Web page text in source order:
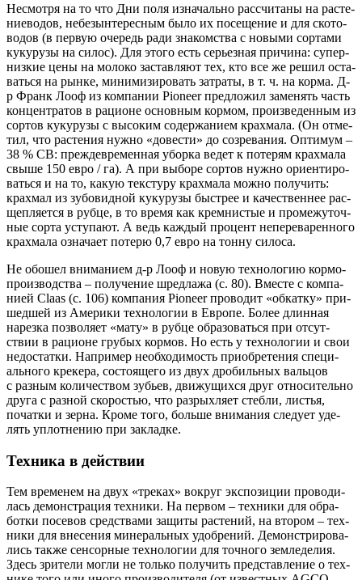
Несмот­ря на то что Дни поля изна­чаль­но рас­счи­та­ны на рас­те­
ние­во­дов, небезын­те­рес­ным было их посе­ще­ние и для ско­то­
во­дов (в первую оче­редь ради зна­ком­ства с новы­ми сор­та­ми
куку­ру­зы на силос). Для это­го есть серьез­ная при­чи­на: супер-
низ­кие цены на моло­ко застав­ля­ют тех, кто все же решил оста­
вать­ся на рын­ке, мини­ми­зи­ро­вать затра­ты, в т. ч. на кор­ма. Д-
р Франк Лооф из ком­па­нии Pioneer пред­ло­жил заме­нять часть
кон­цен­тра­тов в раци­оне основ­ным кор­мом, про­из­ве­ден­ным из
сор­тов куку­ру­зы с высо­ким содер­жа­ни­ем крах­ма­ла. (Он отме­
тил, что рас­те­ния нуж­но «дове­сти» до созре­ва­ния. Опти­мум –
38 % СВ: преж­де­вре­мен­ная убор­ка ведет к поте­рям крах­ма­ла
свы­ше 150 евро / га). А при выбо­ре сор­тов нуж­но ори­ен­ти­ро­
вать­ся и на то, какую тек­сту­ру крах­ма­ла мож­но полу­чить:
крах­мал из зубо­вид­ной куку­ру­зы быст­рее и каче­ствен­нее рас­
щеп­ля­ет­ся в руб­це, в то вре­мя как крем­ни­стые и про­ме­жу­точ­
ные сор­та усту­па­ют. А ведь каж­дый про­цент непе­ре­ва­рен­но­го
крах­ма­ла озна­ча­ет поте­рю 0,7 евро на тон­ну силоса.
Не обо­шел вни­ма­ни­ем д-р Лооф и новую тех­но­ло­гию кор­мо­
про­из­вод­ства – полу­че­ние шред­ла­жа (с. 80). Вме­сте с ком­па­
ни­ей Claas (с. 106) ком­па­ния Pioneer про­во­дит «обкат­ку» при­
шед­шей из Аме­ри­ки тех­но­ло­гии в Евро­пе. Более длин­ная
нарез­ка поз­во­ля­ет «мату» в руб­це обра­зо­вать­ся при отсут­
ствии в раци­оне гру­бых кор­мов. Но есть у тех­но­ло­гии и свои
недо­стат­ки. Напри­мер необ­хо­ди­мость при­об­ре­те­ния спе­ци­
аль­но­го кре­ке­ра, состо­я­ще­го из двух дро­биль­ных валь­цов
с раз­ным коли­че­ством зубьев, дви­жу­щих­ся друг отно­си­тель­но
дру­га с раз­ной ско­ро­стью, что раз­рых­ля­ет стеб­ли, листья,
почат­ки и зер­на. Кро­ме того, боль­ше вни­ма­ния сле­ду­ет уде­
лять уплот­не­нию при закладке.
Техника в действии
Тем вре­ме­нем на двух «тре­ках» вокруг экс­по­зи­ции про­во­ди­
лась демон­стра­ция тех­ни­ки. На пер­вом – тех­ни­ки для обра­
бот­ки посе­вов сред­ства­ми защи­ты рас­те­ний, на вто­ром – тех­
ни­ки для вне­се­ния мине­раль­ных удоб­ре­ний. Демон­стри­ро­ва­
лись так­же сен­сор­ные тех­но­ло­гии для точ­но­го зем­ле­де­лия.
Здесь зри­те­ли мог­ли не толь­ко полу­чить пред­став­ле­ние о тех­